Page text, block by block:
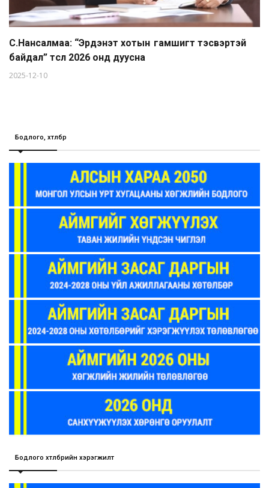
С.Нансалмаа: “Эрдэнэт хотын гамшигт тэсвэртэй
байдал” төсөл 2026 онд дуусна
2025-12-10
Бодлого, хөтөлбөр
Бодлого хөтөлбөрийн хэрэгжилт